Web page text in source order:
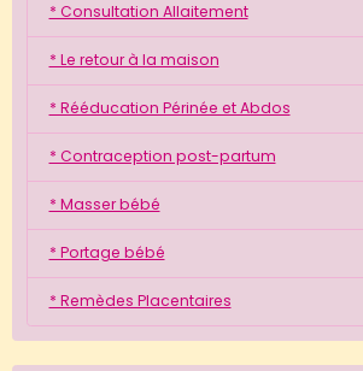
* Consultation Allaitement
* Le retour à la maison
* Rééducation Périnée et Abdos
* Contraception post-partum
* Masser bébé
* Portage bébé
* Remèdes Placentaires